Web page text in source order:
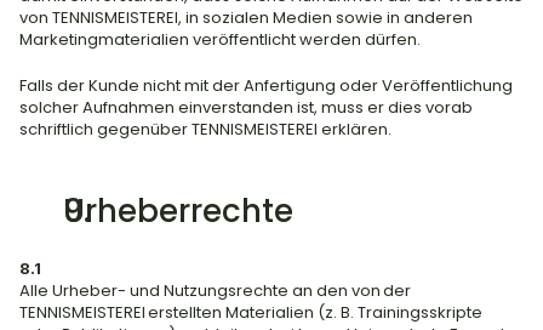
von TENNISMEISTEREI, in sozialen Medien sowie in anderen
Marketingmaterialien veröffentlicht werden dürfen.
Falls der Kunde nicht mit der Anfertigung oder Veröffentlichung
solcher Aufnahmen einverstanden ist, muss er dies vorab
schriftlich gegenüber TENNISMEISTEREI erklären.
Urheberrechte
8.1
Alle Urheber- und Nutzungsrechte an den von der
TENNISMEISTEREI erstellten Materialien (z. B. Trainingsskripte